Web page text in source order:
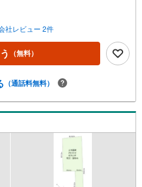
線「本郷」駅 徒歩13分（約1000
8分（約630m）■猪高中学校 :徒
資金0円でも大丈夫！＞*水曜日も
から見たい！聞きたい！にスピード
も購入出来ます！*自営業の方・買
ルームツアーMOVIEを公開中!!写真
富な物件資料や発売予定物件等ご
ひお問い合わせください♪
社レビュー 2件
（無料）
（通話料無料）